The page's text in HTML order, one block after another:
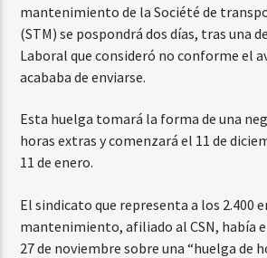
mantenimiento de la Société de
(STM) se pospondrá dos días, tras una
Laboral que consideró no conforme el
acababa de enviarse.
Esta huelga tomará la forma de una
horas extras y comenzará el 11 de
11 de enero.
El sindicato que representa a los 2.400
mantenimiento, afiliado al CSN, había
27 de noviembre sobre una “huelga de